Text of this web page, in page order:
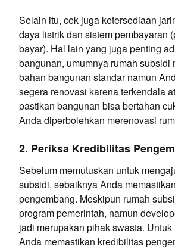
Selain itu, cek juga ketersediaan
daya listrik dan sistem pembayaran
bayar). Hal lain yang juga penting
bangunan, umumnya rumah subsidi
bahan bangunan standar namun
segera renovasi karena terkendala
pastikan bangunan bisa bertahan
Anda diperbolehkan merenovasi
2. Periksa Kredibilitas
Sebelum memutuskan untuk
subsidi, sebaiknya Anda
pengembang. Meskipun rumah
program pemerintah, namun
jadi merupakan pihak swasta.
Anda memastikan kredibilitas